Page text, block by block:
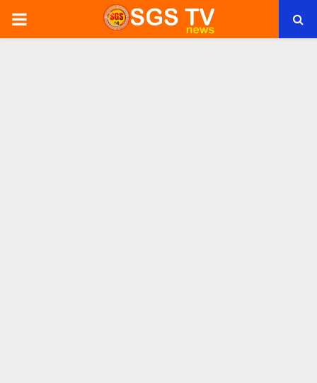
PRIMARY